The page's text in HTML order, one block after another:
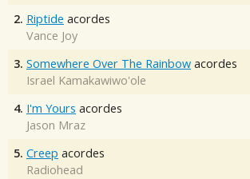
2. Riptide acordes
Vance Joy
3. Somewhere Over The Rainbow acordes
Israel Kamakawiwo'ole
4. I'm Yours acordes
Jason Mraz
5. Creep acordes
Radiohead